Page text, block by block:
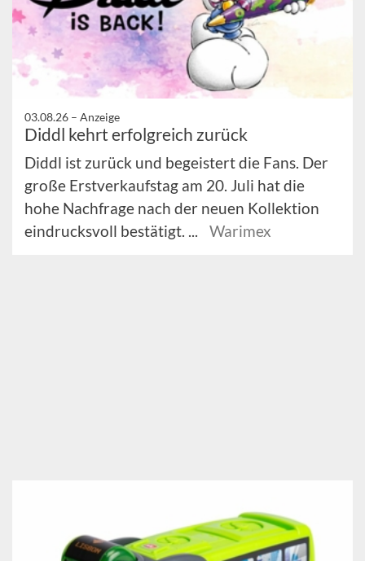
03.08.26 – Anzeige
Diddl kehrt erfolgreich zurück
Diddl ist zurück und begeistert die Fans. Der
große Erstverkaufstag am 20. Juli hat die
hohe Nachfrage nach der neuen Kollektion
eindrucksvoll bestätigt. ...
Warimex